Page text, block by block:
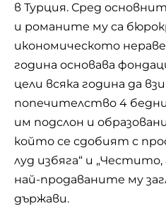
в Турция. Сред
и романите му са
икономическото
година основава
цели всяка година да
попечителство 4 бедни
им подслон и
който се сдобият с
луд избяга“ и „Честито,
най-продаваните му
държави.